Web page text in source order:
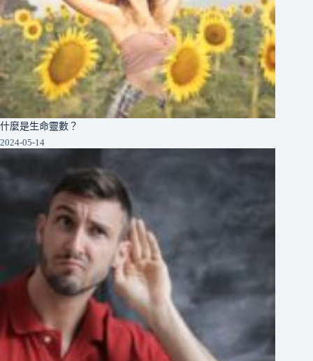
什麼是生命靈數？
2024-05-14